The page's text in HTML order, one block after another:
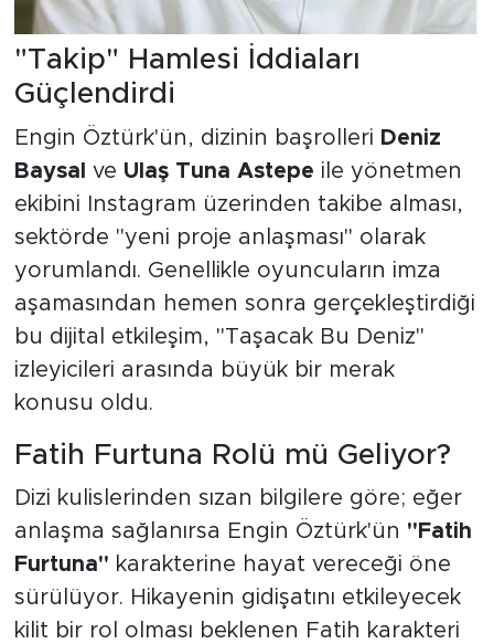
"Takip" Hamlesi İddiaları
Güçlendirdi
Engin Öztürk'ün, dizinin başrolleri Deniz
Baysal ve Ulaş Tuna Astepe ile yönetmen
ekibini Instagram üzerinden takibe alması,
sektörde "yeni proje anlaşması" olarak
yorumlandı. Genellikle oyuncuların imza
aşamasından hemen sonra gerçekleştirdiği
bu dijital etkileşim, "Taşacak Bu Deniz"
izleyicileri arasında büyük bir merak
konusu oldu.
Fatih Furtuna Rolü mü Geliyor?
Dizi kulislerinden sızan bilgilere göre; eğer
anlaşma sağlanırsa Engin Öztürk'ün "Fatih
Furtuna" karakterine hayat vereceği öne
sürülüyor. Hikayenin gidişatını etkileyecek
kilit bir rol olması beklenen Fatih karakteri